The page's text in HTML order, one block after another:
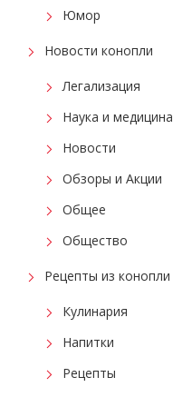
Юмор
Новости конопли
Легализация
Наука и медицина
Новости
Обзоры и Акции
Общее
Общество
Рецепты из конопли
Кулинария
Напитки
Рецепты